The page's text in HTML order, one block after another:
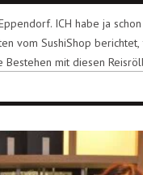
ICH habe ja
vom SushiShop
Bestehen mit diesen